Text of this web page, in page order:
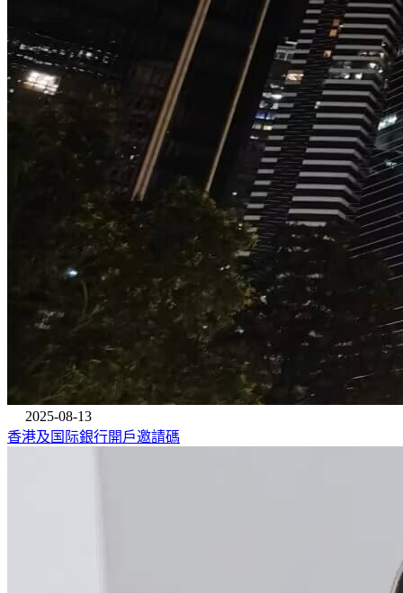
2025-08-13
香港及国际銀行開戶邀請碼